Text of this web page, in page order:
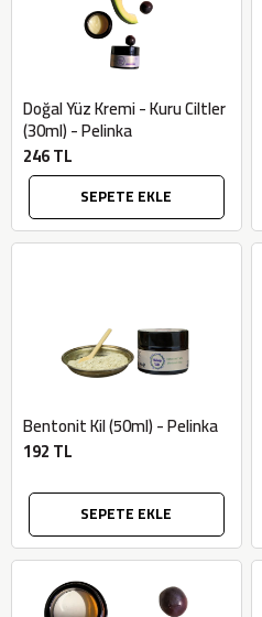
Doğal Yüz Kremi - Kuru Ciltler
(30ml) - Pelinka
246 TL
SEPETE EKLE
Bentonit Kil (50ml) - Pelinka
192 TL
SEPETE EKLE